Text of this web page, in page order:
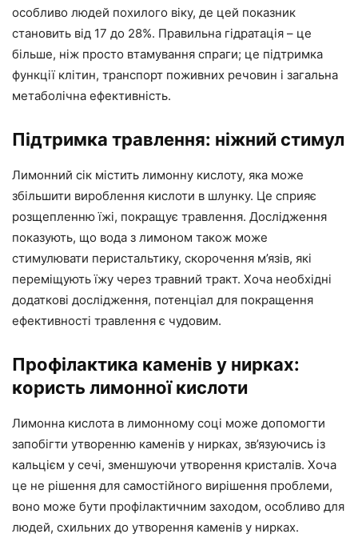
особливо людей похилого віку, де цей показник
становить від 17 до 28%. Правильна гідратація – це
більше, ніж просто втамування спраги; це підтримка
функції клітин, транспорт поживних речовин і загальна
метаболічна ефективність.
Підтримка травлення: ніжний стимул
Лимонний сік містить лимонну кислоту, яка може
збільшити вироблення кислоти в шлунку. Це сприяє
розщепленню їжі, покращує травлення. Дослідження
показують, що вода з лимоном також може
стимулювати перистальтику, скорочення м’язів, які
переміщують їжу через травний тракт. Хоча необхідні
додаткові дослідження, потенціал для покращення
ефективності травлення є чудовим.
Профілактика каменів у нирках:
користь лимонної кислоти
Лимонна кислота в лимонному соці може допомогти
запобігти утворенню каменів у нирках, зв’язуючись із
кальцієм у сечі, зменшуючи утворення кристалів. Хоча
це не рішення для самостійного вирішення проблеми,
воно може бути профілактичним заходом, особливо для
людей, схильних до утворення каменів у нирках.